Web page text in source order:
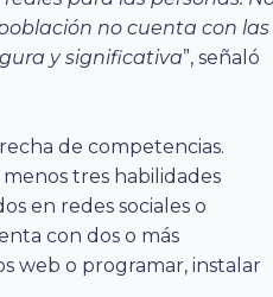
no cuenta con las
y significativa”, señaló
de competencias.
tres habilidades
en redes sociales o
con dos o más
web o programar, instalar